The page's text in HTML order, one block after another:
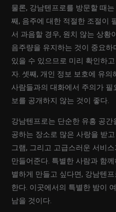
물론, 강남텐프로를 방문할 때
째, 음주에 대한 적절한 조절이
서 과음할 경우, 원치 않는 상황
음주량을 유지하는 것이 중요하
있을 수 있으므로 미리 확인하
자. 셋째, 개인 정보 보호에 유
사람들과의 대화에서 주의가 필
보를 공개하지 않는 것이 좋다.
강남텐프로는 단순한 유흥 공간
공하는 장소로 많은 사랑을 받
그램, 그리고 고급스러운 서비
만들어준다. 특별한 사람과 함
별하게 만들고 싶다면, 강남텐
한다. 이곳에서의 특별한 밤이
남을 것이다.